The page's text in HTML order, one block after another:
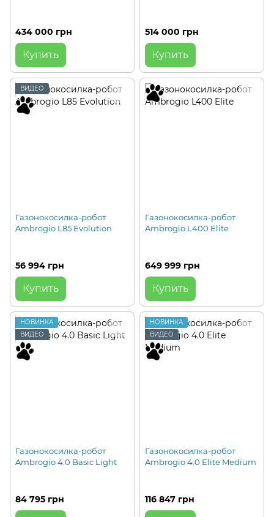
434 000 грн
Купить
514 000 грн
Купить
ВИДЕО
Газонокосилка-робот
Ambrogio L85 Evolution
56 994 грн
Купить
Газонокосилка-робот
Ambrogio L400 Elite
649 999 грн
Купить
НОВИНКА
ВИДЕО
Газонокосилка-робот
Ambrogio 4.0 Basic Light
84 795 грн
НОВИНКА
ВИДЕО
Газонокосилка-робот
Ambrogio 4.0 Elite Medium
116 847 грн